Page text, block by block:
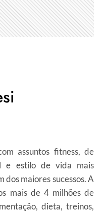
assuntos fitness, de
e estilo de vida mais
dos maiores sucessos. A
mais de 4 milhões de
dieta, treinos,